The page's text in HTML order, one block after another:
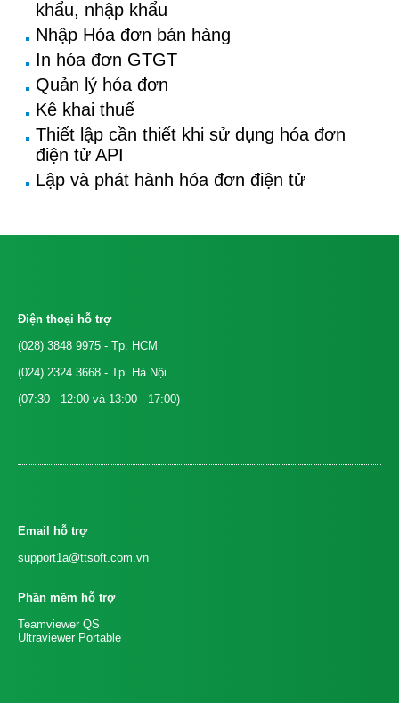
khẩu, nhập khẩu
Nhập Hóa đơn bán hàng
In hóa đơn GTGT
Quản lý hóa đơn
Kê khai thuế
Thiết lập cần thiết khi sử dụng hóa đơn
điện tử API
Lập và phát hành hóa đơn điện tử
Điện thoại hỗ trợ
(028) 3848 9975 - Tp. HCM
(024) 2324 3668 - Tp. Hà Nội
(07:30 - 12:00 và 13:00 - 17:00)
Email hỗ trợ
support1a@ttsoft.com.vn
Phần mềm hỗ trợ
Teamviewer QS
Ultraviewer Portable